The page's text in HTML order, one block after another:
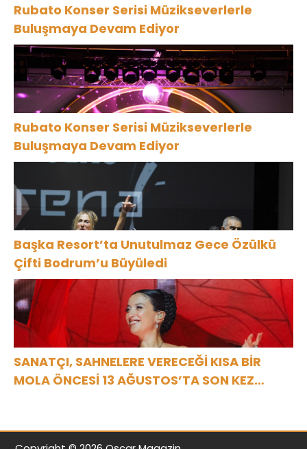
Rubato Konser Serisi Müzikseverlerle
Buluşmaya Devam Ediyor
Rubato Konser Serisi Müzikseverlerle
Buluşmaya Devam Ediyor
Başka Resort’ta Unutulmaz Gece Özülkü
Çifti Bodrum’u Büyüledi
SANATÇI, SAHNELERE VERECEĞİ KISA BİR
MOLA ÖNCESİ 13 AĞUSTOS’TA SON KEZ